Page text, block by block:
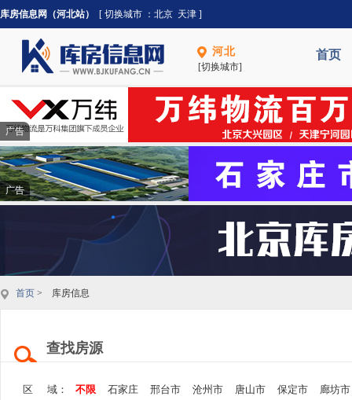
库房信息网（河北站） [ 切换城市 ： 北京 天津 ]
河北
[切换城市]
首页
广告
广告
首页 > 库房信息
查找房源
区 域： 不限 石家庄 邢台市 沧州市 唐山市 保定市 廊坊市